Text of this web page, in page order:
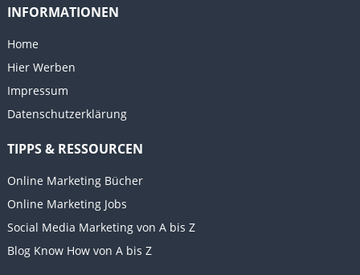
INFORMATIONEN
Home
Hier Werben
Impressum
Datenschutzerklärung
TIPPS & RESSOURCEN
Online Marketing Bücher
Online Marketing Jobs
Social Media Marketing von A bis Z
Blog Know How von A bis Z